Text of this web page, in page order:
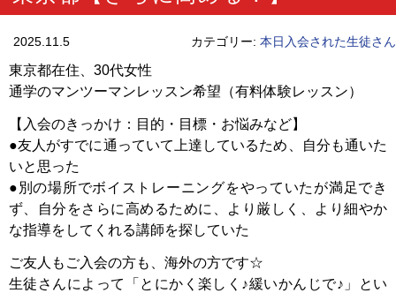
2025.11.5 カテゴリー: 本日入会された生徒さん
東京都在住、30代女性
通学のマンツーマンレッスン希望（有料体験レッスン）
【入会のきっかけ：目的・目標・お悩みなど】
●友人がすでに通っていて上達しているため、自分も通いた
いと思った
●別の場所でボイストレーニングをやっていたが満足でき
ず、自分をさらに高めるために、より厳しく、より細やか
な指導をしてくれる講師を探していた
ご友人もご入会の方も、海外の方です☆
生徒さんによって「とにかく楽しく♪緩いかんじで♪」とい